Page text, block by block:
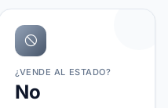
¿VENDE AL ESTADO?
No